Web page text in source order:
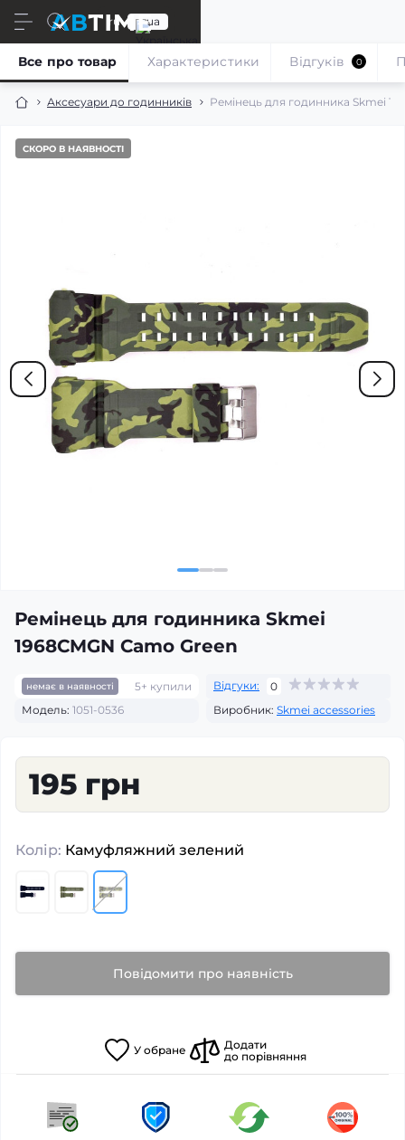
ru ua
Аксесуари до годинників Ремінець для годинника Skmei
Все про товар Характеристики Відгуків 0
СКОРО В НАЯВНОСТІ
Ремінець для годинника Skmei
1968CMGN Camo Green
немає в наявності 5+ купили Відгуки:
0
Модель: 1051-0536 Виробник: Skmei accessories
195 грн
Колір: Камуфляжний зелений
Повідомити про наявність
У обране
Додати
до порівняння